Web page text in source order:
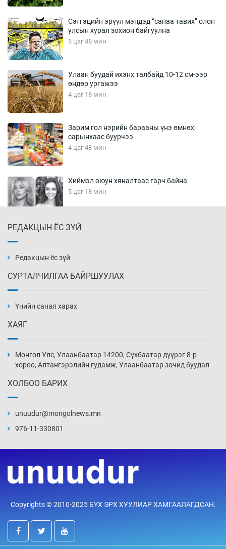
Сэтгэцийн эрүүл мэндэд “санаа тавих” олон
улсын хурал зохион байгуулна
3 цаг 48 мин
Улаан буудай ихэнх талбайд 10-12 см-ээр
өндөр ургажээ
4 цаг 18 мин
Зарим гол нэрийн барааны үнэ өмнөх
сарынхаас буурчээ
4 цаг 48 мин
Хиймэл оюун хяналтаас гарч байна
5 цаг 18 мин
5 цаг 48 мин
нэмэгджээ
6 цаг 18 мин
6 цаг 48 мин
7 цаг 18 мин
үйлчилж буй гэв
7 цаг 48 мин
РЕДАКЦЫН ЁС ЗҮЙ
Редакцын ёс зүй
СУРТАЛЧИЛГАА БАЙРШУУЛАХ
Үнийн санал харах
ХАЯГ
Монгол Улс, Улаанбаатар 14200, Сүхбаатар дүүрэг 8-р
хороо, Алтангэрэлийн гудамж, Улаанбаатар зочид буудал
ХОЛБОО БАРИХ
unuudur@mongolnews.mn
976-11-330801
Copyrights © 2010-2025 БҮХ ЭРХ ХУУЛИАР ХАМГААЛАГДСАН.